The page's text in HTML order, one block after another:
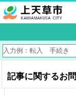
記事に関するお